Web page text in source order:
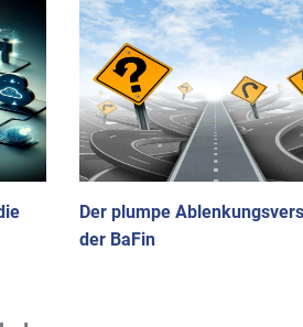
Der plumpe
der BaFin